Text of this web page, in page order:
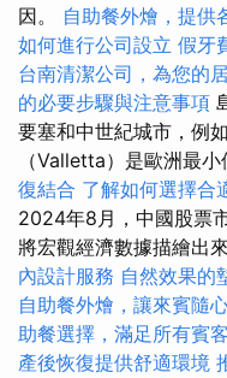
因。 自助餐外燴，提供
如何進行公司設立 假牙
台南清潔公司，為您的
的必要步驟與注意事項
要塞和中世紀城市，例
（Valletta）是歐洲最
復結合 了解如何選擇合
2024年8月，中國股票
將宏觀經濟數據描繪出
內設計服務 自然效果的
自助餐外燴，讓來賓隨
助餐選擇，滿足所有賓
產後恢復提供舒適環境